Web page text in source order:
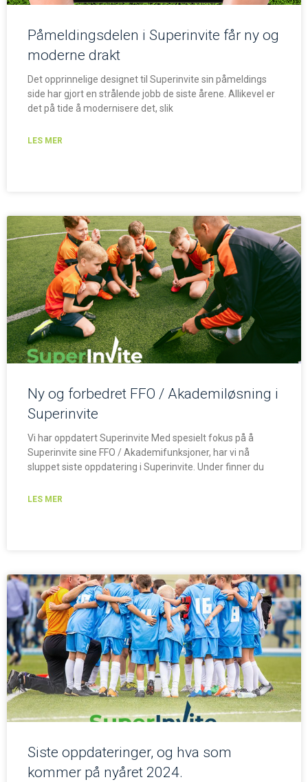
Påmeldingsdelen i Superinvite får ny og
moderne drakt
Det opprinnelige designet til Superinvite sin påmeldings
side har gjort en strålende jobb de siste årene. Allikevel er
det på tide å modernisere det, slik
LES MER
Ny og forbedret FFO / Akademiløsning i
Superinvite
Vi har oppdatert Superinvite Med spesielt fokus på å
Superinvite sine FFO / Akademifunksjoner, har vi nå
sluppet siste oppdatering i Superinvite. Under finner du
LES MER
Siste oppdateringer, og hva som
kommer på nyåret 2024.